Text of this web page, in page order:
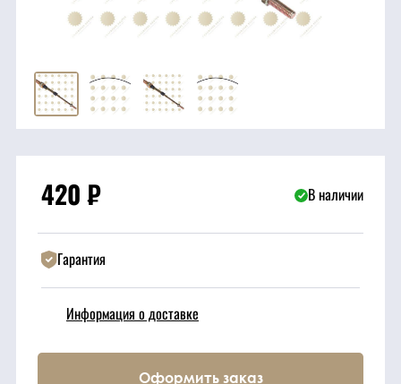
Крепежные
Подшипники
Прочие
420₽ В наличии
Гарантия
Информация о доставке
Оформить заказ